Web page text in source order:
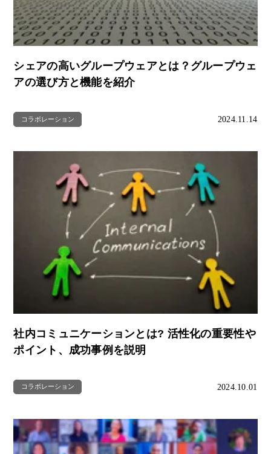
シェアの高いグループウェアとは？グループウェ
アの選び方と機能を紹介
コラボレーション 2024.11.14
社内コミュニケーションとは? 活性化の重要性や
ポイント、成功事例を説明
コラボレーション 2024.10.01